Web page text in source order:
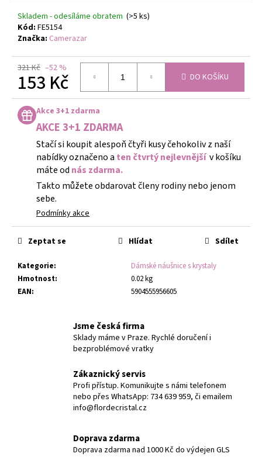
Skladem - odesíláme obratem (>5 ks)
Kód: FE5154
Značka: Camerazar
321 Kč –52 %
153 Kč
Měrná
cena:
DO KOŠÍKU
Akce 3+1 zdarma
AKCE 3+1 ZDARMA
Stačí si koupit alespoň čtyři kusy čehokoliv z naší
nabídky označeno a ten čtvrtý nejlevnější v košíku
máte od nás zdarma.
Takto můžete obdarovat členy rodiny nebo jenom
sebe.
Podmínky akce
Kategorie:
Dámské náušnice s krystaly
Hmotnost:
0.02 kg
EAN: 5904555956605
Zeptat se Hlídat Sdílet
Jsme česká firma
Sklady máme v Praze. Rychlé doručení i
bezproblémové vratky
Zákaznický servis
Profi přístup. Komunikujte s námi telefonem
nebo přes WhatsApp: 734 639 959, či emailem
info@flordecristal.cz
Doprava zdarma
Doprava zdarma nad 1000 Kč do výdejen GLS
NÁUŠNICE
ROZPUSTILÉ
KORÁLKY
-
ČERNÁ
259
Kč